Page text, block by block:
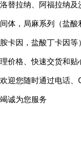
洛替拉纳、阿福拉纳及
间体，局麻系列（盐
胺卡因，盐酸丁卡因
理价格、快速交货和贴
欢迎您随时通过电话、
竭诚为您服务